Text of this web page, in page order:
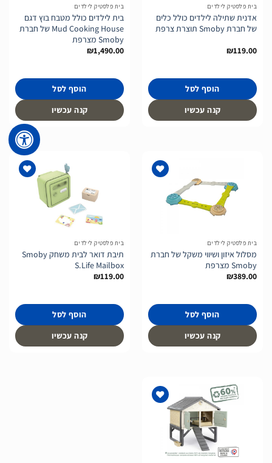
בית פלסטיק לילדים
אדנית שתילה לילדים כולל כלים
של חברת Smoby תוצרת צרפת
₪119.00
הוסף לסל
קנה עכשיו
בית פלסטיק לילדים
בית לילדים כולל מטבח בוץ דגם
Mud Cooking House של חברת
Smoby מצרפת
₪1,490.00
הוסף לסל
קנה עכשיו
בית פלסטיק לילדים
מסלול איזון ושיווי משקל של חברת
Smoby מצרפת
₪389.00
הוסף לסל
קנה עכשיו
בית פלסטיק לילדים
תיבת דואר לבית משחק Smoby
S.Life Mailbox
₪119.00
הוסף לסל
קנה עכשיו